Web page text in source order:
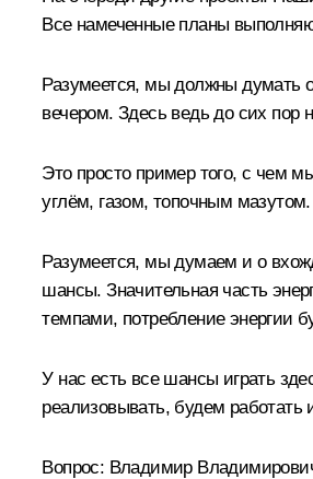
Все намеченные планы
Разумеется, мы должны думать о
вечером. Здесь ведь до сих пор
Это просто пример того, с чем
углём, газом, топочным мазутом.
Разумеется, мы думаем и о
шансы. Значительная часть
темпами, потребление энергии
У нас есть все шансы играть
реализовывать, будем
Вопрос: Владимир